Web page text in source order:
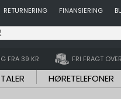
RETURNERING FINANSIERING
FRA 39 KR FRI FRAGT
HØRETELEFONER